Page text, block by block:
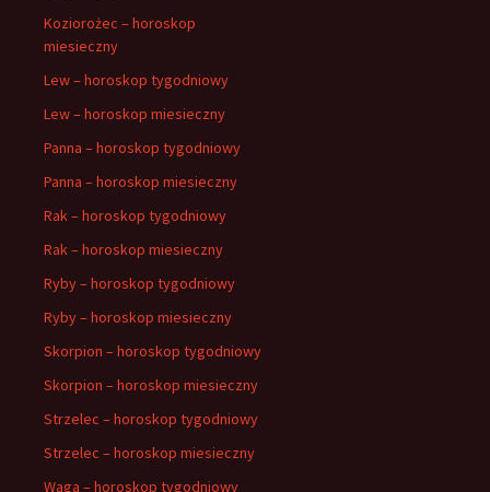
Koziorożec – horoskop
miesieczny
Lew – horoskop tygodniowy
Lew – horoskop miesieczny
Panna – horoskop tygodniowy
Panna – horoskop miesieczny
Rak – horoskop tygodniowy
Rak – horoskop miesieczny
Ryby – horoskop tygodniowy
Ryby – horoskop miesieczny
Skorpion – horoskop tygodniowy
Skorpion – horoskop miesieczny
Strzelec – horoskop tygodniowy
Strzelec – horoskop miesieczny
Waga – horoskop tygodniowy